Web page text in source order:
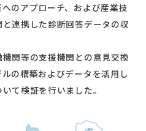
アプローチ、および産業技
携した診断回答データの収
等の支援機関との意見交換
構築およびデータを活用し
検証を行いました。